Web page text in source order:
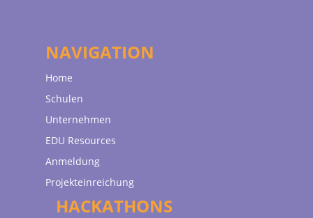
NAVIGATION
Home
Schulen
Unternehmen
EDU Resources
Anmeldung
Projekteinreichung
HACKATHONS